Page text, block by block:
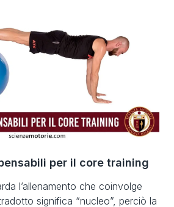
solo portare l’atleta ad […]
per il core training
l’allenamento che coinvolge
significa “nucleo”, perciò la